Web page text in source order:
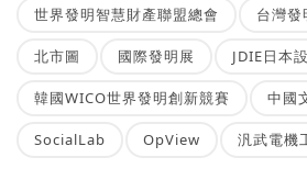
世界發明智慧財產聯盟總會 台灣發
北市圖 國際發明展 JDIE日本
韓國WICO世界發明創新競賽 中國
SocialLab OpView 汎武電機